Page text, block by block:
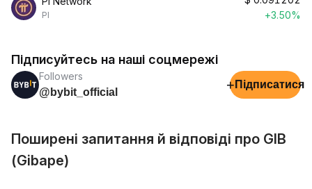
PI
+3.50%
Підписуйтесь на наші соцмережі
Followers
@bybit_official
+ Підписатися
Поширені запитання й відповіді про GIB
(Gibape)